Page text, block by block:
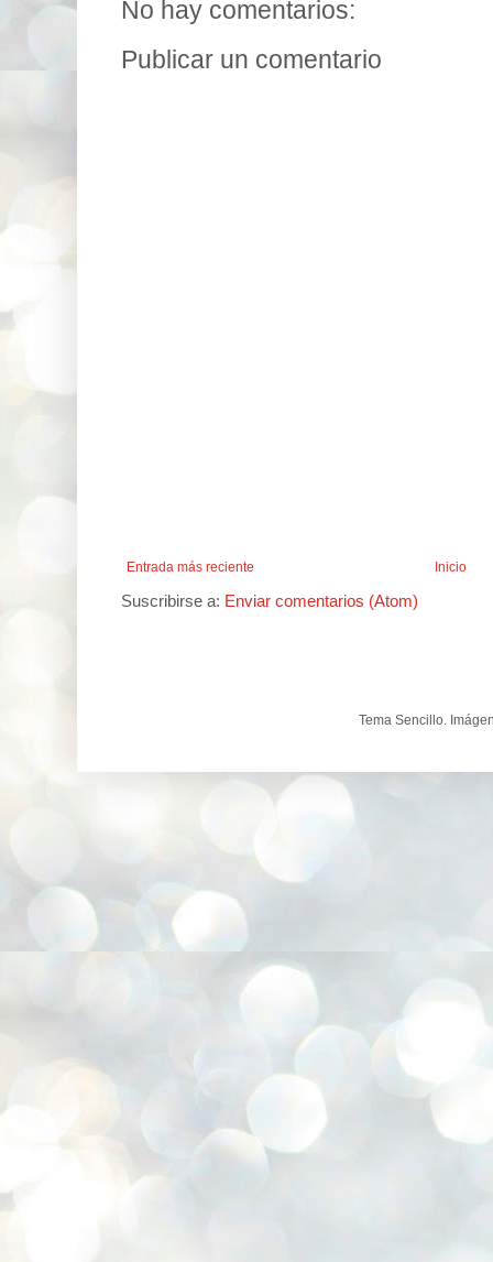
No hay comentarios:
Publicar un comentario
Entrada más reciente Inicio
Suscribirse a: Enviar comentarios (Atom)
Tema Sencillo.